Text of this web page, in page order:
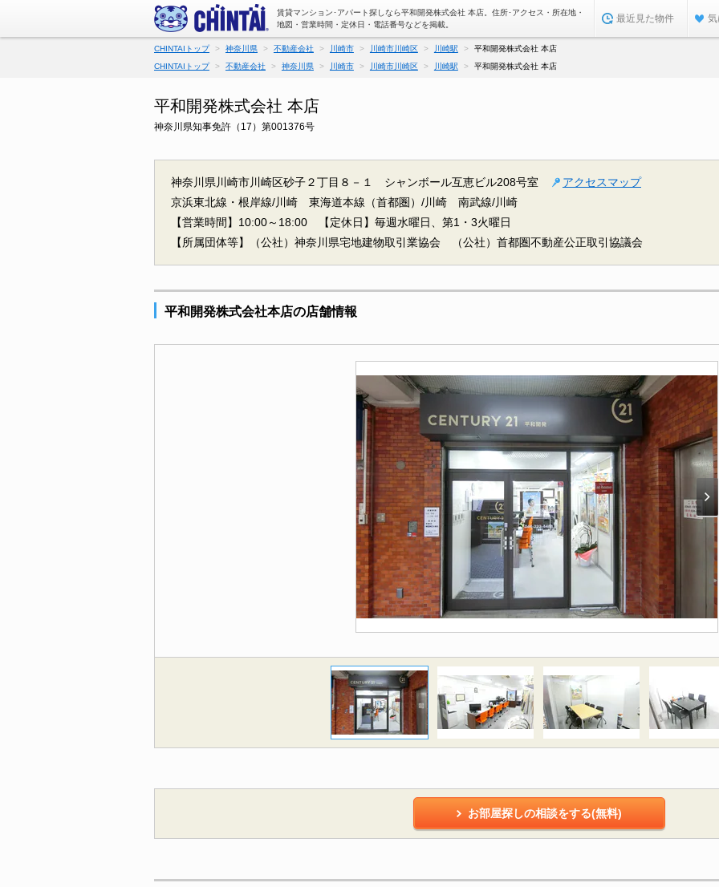
賃貸マンション･アパート探しなら平和開発株式会社 本店。住所･アクセス・所在地・
地図・営業時間・定休日・電話番号などを掲載。
最近見た物件
CHINTAIトップ 神奈川県 不動産会社 川崎市 川崎市川崎区 川崎駅
平和開発株式会社 本店
CHINTAIトップ
不動産会社 神奈川県 川崎市 川崎市川崎区 川崎駅 平和開発株式会社 本店
平和開発株式会社 本店
神奈川県知事免許（17）第001376号
神奈川県川崎市川崎区砂子２丁目８－１ シャンボール互恵ビル208号室
アクセスマップ
京浜東北線・根岸線/川崎
東海道本線（首都圏）/川崎
南武線/川崎
【営業時間】10:00～18:00
【定休日】毎週水曜日、第1・3火曜日
【所属団体等】（公社）神奈川県宅地建物取引業協会 （公社）首都圏不動産公正取引協議会
平和開発株式会社本店の店舗情報
お部屋探しの相談をする(無料)